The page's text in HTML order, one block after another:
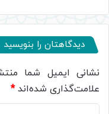
دیدگاهتان را بنویسید
نشانی ایمیل شما
علامت‌گذاری شده‌اند*